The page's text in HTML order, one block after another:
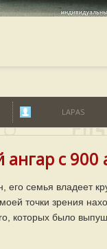
LAPAS
с
его семья владеет
точки зрения
которых было